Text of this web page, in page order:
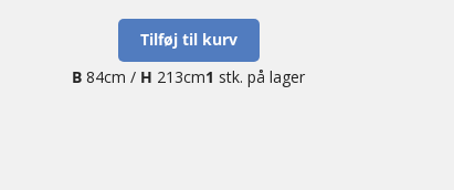
Tilføj til kurv
B 84cm / H 213cm1 stk. på lager